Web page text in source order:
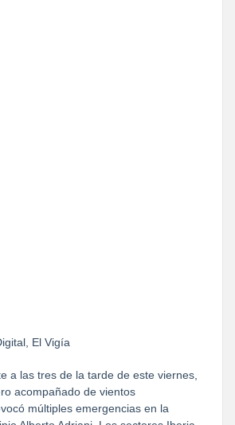
El Vigía
a las tres de la tarde de este viernes,
acompañado de vientos
múltiples emergencias en la